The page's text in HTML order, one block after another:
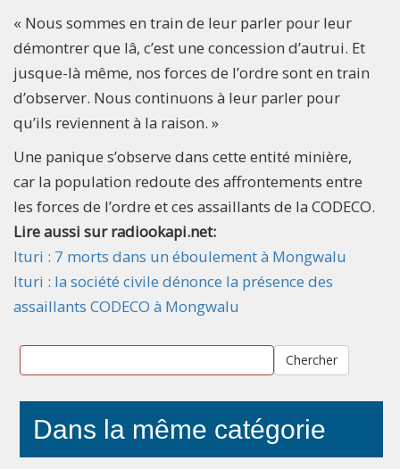
« Nous sommes en train de leur parler pour leur
démontrer que lâ, c’est une concession d’autrui. Et
jusque-là même, nos forces de l’ordre sont en train
d’observer. Nous continuons à leur parler pour
qu’ils reviennent à la raison. »
Une panique s’observe dans cette entité minière,
car la population redoute des affrontements entre
les forces de l’ordre et ces assaillants de la CODECO.
Lire aussi sur radiookapi.net:
Ituri : 7 morts dans un éboulement à Mongwalu
Ituri : la société civile dénonce la présence des
assaillants CODECO à Mongwalu
Chercher
Dans la même catégorie